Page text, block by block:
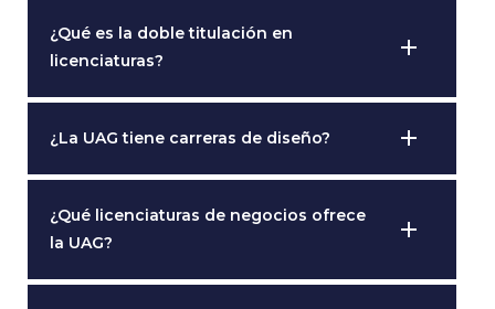
¿Qué es la doble titulación en
licenciaturas?
add
¿La UAG tiene carreras de diseño? add
¿Qué licenciaturas de negocios ofrece
la UAG?
add